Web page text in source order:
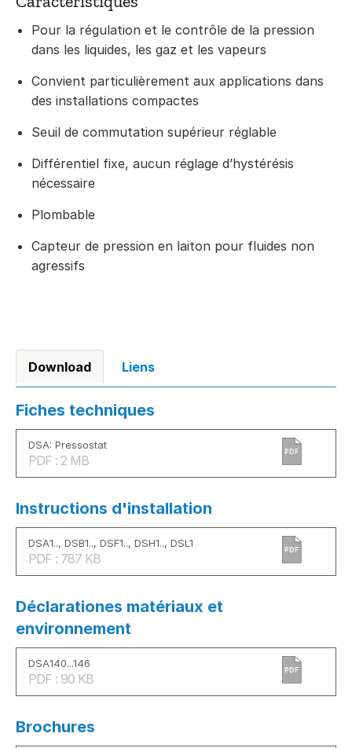
Pour la régulation et le contrôle de la pression
dans les liquides, les gaz et les vapeurs
Convient particulièrement aux applications dans
des installations compactes
Seuil de commutation supérieur réglable
Différentiel fixe, aucun réglage d’hystérésis
nécessaire
Plombable
Capteur de pression en laiton pour fluides non
agressifs
Download Liens
Fiches techniques
DSA: Pressostat
PDF : 2 MB
PDF
Instructions d'installation
DSA1.., DSB1.., DSF1.., DSH1.., DSL1
PDF : 787 KB
PDF
Déclarationes matériaux et
environnement
DSA140...146
PDF : 90 KB
PDF
Brochures